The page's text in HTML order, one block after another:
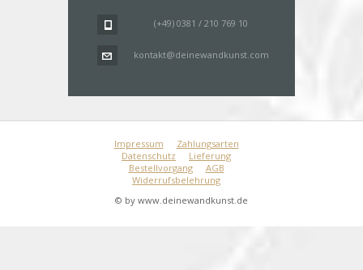
(+49) 0381 / 210 769 10
kontakt@deinewandkunst.com
Impressum
Zahlungsarten
Datenschutz
Lieferung
Bestellvorgang
AGB
Widerrufsbelehrung
© by www.deinewandkunst.de